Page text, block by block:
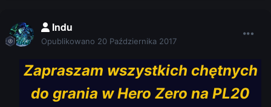
Indu
Opublikowano 20 Października 2017
Zapraszam wszystkich chętnych
do grania w Hero Zero na PL20